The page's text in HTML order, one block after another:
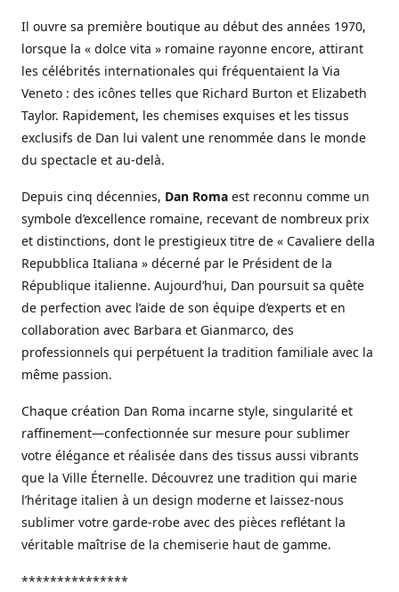
Il ouvre sa première boutique au début des années 1970,
lorsque la « dolce vita » romaine rayonne encore, attirant
les célébrités internationales qui fréquentaient la Via
Veneto : des icônes telles que Richard Burton et Elizabeth
Taylor. Rapidement, les chemises exquises et les tissus
exclusifs de Dan lui valent une renommée dans le monde
du spectacle et au-delà.
Depuis cinq décennies, Dan Roma est reconnu comme un
symbole d’excellence romaine, recevant de nombreux prix
et distinctions, dont le prestigieux titre de « Cavaliere della
Repubblica Italiana » décerné par le Président de la
République italienne. Aujourd’hui, Dan poursuit sa quête
de perfection avec l’aide de son équipe d’experts et en
collaboration avec Barbara et Gianmarco, des
professionnels qui perpétuent la tradition familiale avec la
même passion.
Chaque création Dan Roma incarne style, singularité et
raffinement—confectionnée sur mesure pour sublimer
votre élégance et réalisée dans des tissus aussi vibrants
que la Ville Éternelle. Découvrez une tradition qui marie
l’héritage italien à un design moderne et laissez-nous
sublimer votre garde-robe avec des pièces reflétant la
véritable maîtrise de la chemiserie haut de gamme.
***************